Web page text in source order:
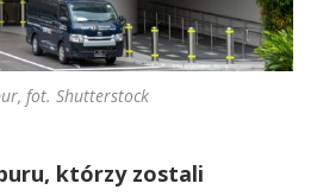
fot. Shutterstock
którzy zostali